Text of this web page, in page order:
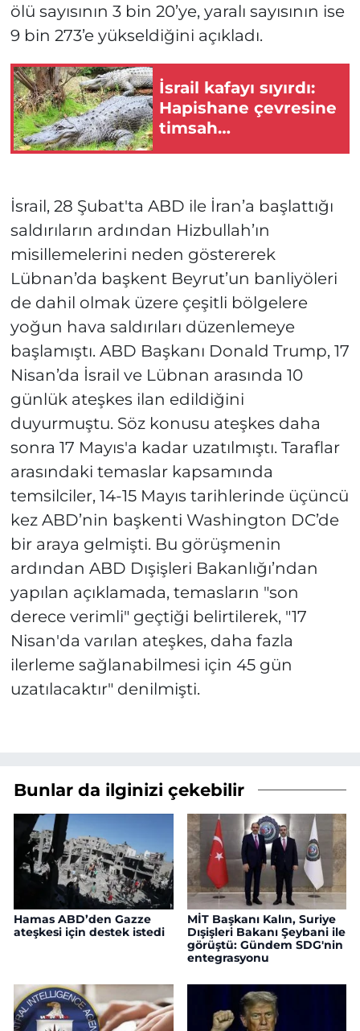
ölü sayısının 3 bin 20’ye, yaralı sayısının ise
9 bin 273’e yükseldiğini açıkladı.
İsrail kafayı sıyırdı:
Hapishane çevresine
timsah
İsrail, 28 Şubat'ta ABD ile İran’a başlattığı
saldırıların ardından Hizbullah’ın
misillemelerini neden göstererek
Lübnan’da başkent Beyrut’un banliyöleri
de dahil olmak üzere çeşitli bölgelere
yoğun hava saldırıları düzenlemeye
başlamıştı. ABD Başkanı Donald Trump, 17
Nisan’da İsrail ve Lübnan arasında 10
günlük ateşkes ilan edildiğini
duyurmuştu. Söz konusu ateşkes daha
sonra 17 Mayıs'a kadar uzatılmıştı. Taraflar
arasındaki temaslar kapsamında
temsilciler, 14-15 Mayıs tarihlerinde üçüncü
kez ABD’nin başkenti Washington DC’de
bir araya gelmişti. Bu görüşmenin
ardından ABD Dışişleri Bakanlığı’ndan
yapılan açıklamada, temasların "son
derece verimli" geçtiği belirtilerek, "17
Nisan'da varılan ateşkes, daha fazla
ilerleme sağlanabilmesi için 45 gün
uzatılacaktır" denilmişti.
Bunlar da ilginizi çekebilir
Hamas ABD’den Gazze
ateşkesi için destek istedi
MİT Başkanı Kalın, Suriye
Dışişleri Bakanı Şeybani ile
görüştü: Gündem SDG'nin
entegrasyonu